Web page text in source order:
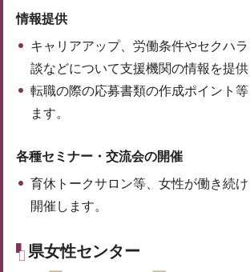
情報提供
キャリアアップ、労働条件やセクハ
談などについて支援機関の情報を提供
転職の際の応募書類の作成ポイント
ます。
各種セミナー・交流会の開催
育休トークサロン等、女性が働き続
開催します。
県女性センター